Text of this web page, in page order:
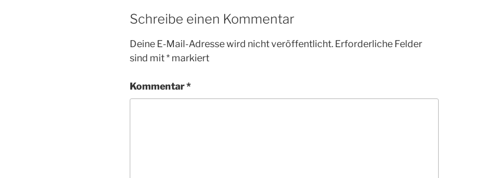
Schreibe einen Kommentar
Deine E-Mail-Adresse wird nicht veröffentlicht. Erforderliche Felder
sind mit* markiert
Kommentar*